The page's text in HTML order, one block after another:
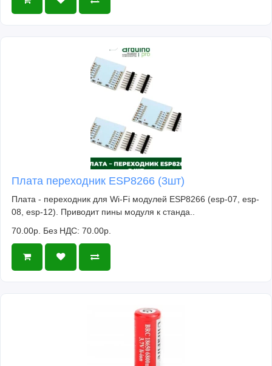
Плата переходник ESP8266 (3шт)
Плата - переходник для Wi-Fi модулей ESP8266 (esp-07, esp-
08, esp-12). Приводит пины модуля к станда..
70.00р. Без НДС: 70.00р.